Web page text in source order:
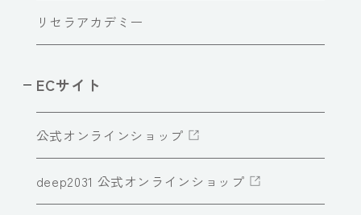
リセラアカデミー
ECサイト
公式オンラインショップ
deep2031 公式オンラインショップ